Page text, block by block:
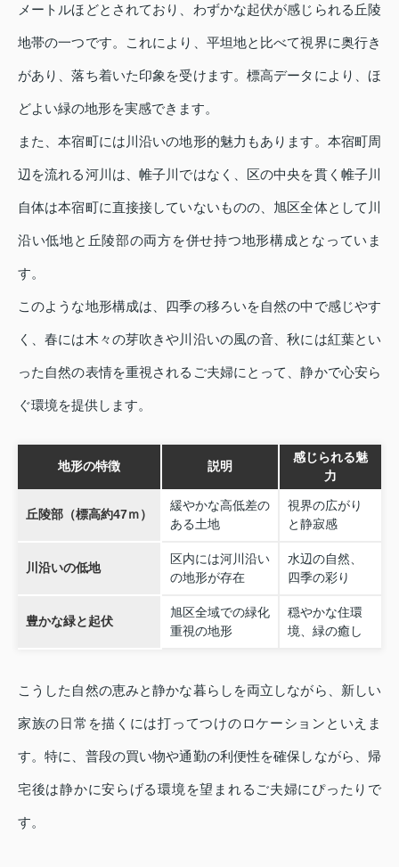
メートルほどとされており、わずかな起伏が感じられる丘陵
地帯の一つです。これにより、平坦地と比べて視界に奥行き
があり、落ち着いた印象を受けます。標高データにより、ほ
どよい緑の地形を実感できます。
また、本宿町には川沿いの地形的魅力もあります。本宿町周
辺を流れる河川は、帷子川ではなく、区の中央を貫く帷子川
自体は本宿町に直接接していないものの、旭区全体として川
沿い低地と丘陵部の両方を併せ持つ地形構成となっていま
す。
このような地形構成は、四季の移ろいを自然の中で感じやす
く、春には木々の芽吹きや川沿いの風の音、秋には紅葉とい
った自然の表情を重視されるご夫婦にとって、静かで心安ら
ぐ環境を提供します。
地形の特徴 説明
感じられる魅
力
丘陵部（標高約47ｍ）
緩やかな高低差の
ある土地
視界の広がり
と静寂感
川沿いの低地
区内には河川沿い
の地形が存在
水辺の自然、
四季の彩り
豊かな緑と起伏
旭区全域での緑化
重視の地形
穏やかな住環
境、緑の癒し
こうした自然の恵みと静かな暮らしを両立しながら、新しい
家族の日常を描くには打ってつけのロケーションといえま
す。特に、普段の買い物や通勤の利便性を確保しながら、帰
宅後は静かに安らげる環境を望まれるご夫婦にぴったりで
す。